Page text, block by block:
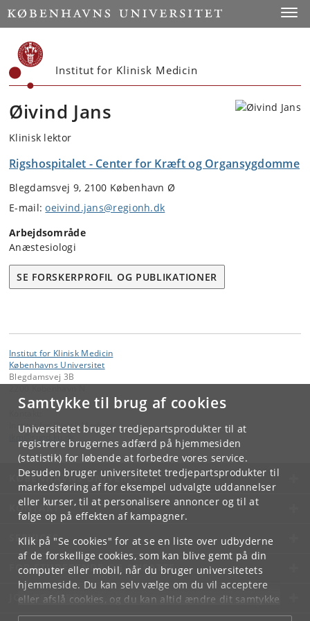
Samtykke til brug af cookies
Universitetet bruger tredjepartsprodukter til at
registrere brugernes adfærd på hjemmesiden
(statistik) for løbende at forbedre vores service.
Desuden bruger universitetet tredjepartsprodukter til
markedsføring af for eksempel udvalgte uddannelser
eller kurser, til at personalisere annoncer og til at
følge op på effekten af kampagner.
Klik på "Se cookies" for at se en liste over udbyderne
af de forskellige cookies, som kan blive gemt på din
computer eller mobil, når du bruger universitetets
hjemmeside. Du kan selv vælge om du vil acceptere
eller afslå cookies, og du kan altid ændre dit samtykke
underCookie- og privatlivspolitiksom du finder i
Start
Institut for Klinisk Medicin
Øivind Jans
Klinisk lektor
Rigshospitalet - Center for Kræft og Organsygdomme
Blegdamsvej 9, 2100 København Ø
E-mail:oeivind.jans@regionh.dk
Arbejdsområde
Anæstesiologi
SE FORSKERPROFIL OG PUBLIKATIONER
Institut for Klinisk Medicin
Københavns Universitet
Blegdamsvej 3B
Institut for Klinisk Medicin
KØBENHAVNS UNIVERSITET
KONTAKT
SERVICES
FOR STUDERENDE OG ANSATTE
JOB OG KARRIERE